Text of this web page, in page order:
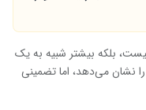
بلکه بیشتر شبیه به یک
نشان می‌دهد، اما تضمینی